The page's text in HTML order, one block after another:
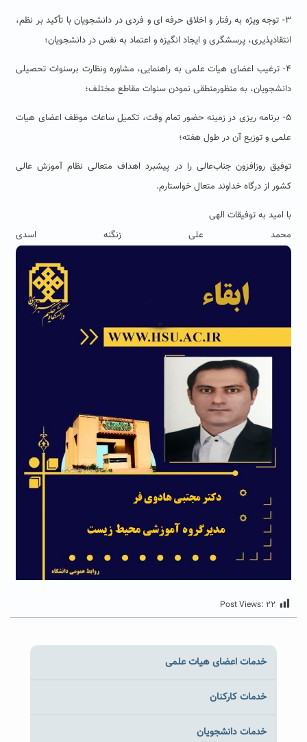
۳- توجه ویژه به رفتار و اخلاق حرفه ای و فردی در دانشجویان با تأکید بر نظم،
انتقادپذیری، پرسشگری و ایجاد انگیزه و اعتماد به نفس در دانشجویان؛
۴- ترغیب اعضای هیات علمی به راهنمایی، مشاوره ونظارت برسنوات تحصیلی
دانشجویان، به منظورمنطقی نمودن سنوات مقاطع مختلف؛
۵- برنامه ریزی در زمینه حضور تمام وقت، تکمیل ساعات موظف اعضای هیات
علمی و توزیع آن در طول هفته؛
توفیق روزافزون جناب‌عالی را در پیشبرد اهداف متعالی نظام آموزش عالی
کشور از درگاه خداوند متعال خواستارم.
با امید به توفیقات الهی
محمد علی زنگنه اسدی
Post Views: ۲۲
خدمات اعضای هیات علمی
خدمات کارکنان
خدمات دانشجویان